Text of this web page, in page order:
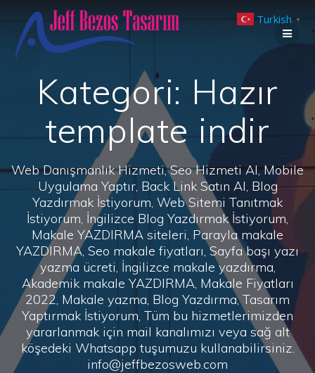
to
Kategori: Hazır
template indir
Web Danışmanlık Hizmeti, Seo Hizmeti Al, Mobile
Uygulama Yaptır, Back Link Satın Al, Blog
Yazdırmak İstiyorum, Web Sitemi Tanıtmak
İstiyorum, İngilizce Blog Yazdırmak İstiyorum,
Makale YAZDIRMA siteleri, Parayla makale
YAZDIRMA, Seo makale fiyatları, Sayfa başı yazı
yazma ücreti, İngilizce makale yazdırma,
Akademik makale YAZDIRMA, Makale Fiyatları
2022, Makale yazma, Blog Yazdırma, Tasarım
Yaptırmak İstiyorum, Tüm bu hizmetlerimizden
yararlanmak için mail kanalımızı veya sağ alt
köşedeki Whatsapp tuşumuzu kullanabilirsiniz.
info@jeffbezosweb.com
Turkish ▼